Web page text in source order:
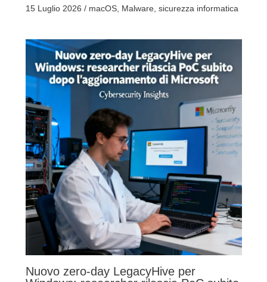
15 Luglio 2026 / macOS, Malware, sicurezza informatica
Nuovo zero-day LegacyHive per